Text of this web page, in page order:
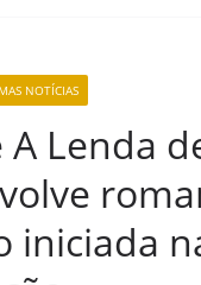
NOTÍCIAS
A Lenda
iniciada